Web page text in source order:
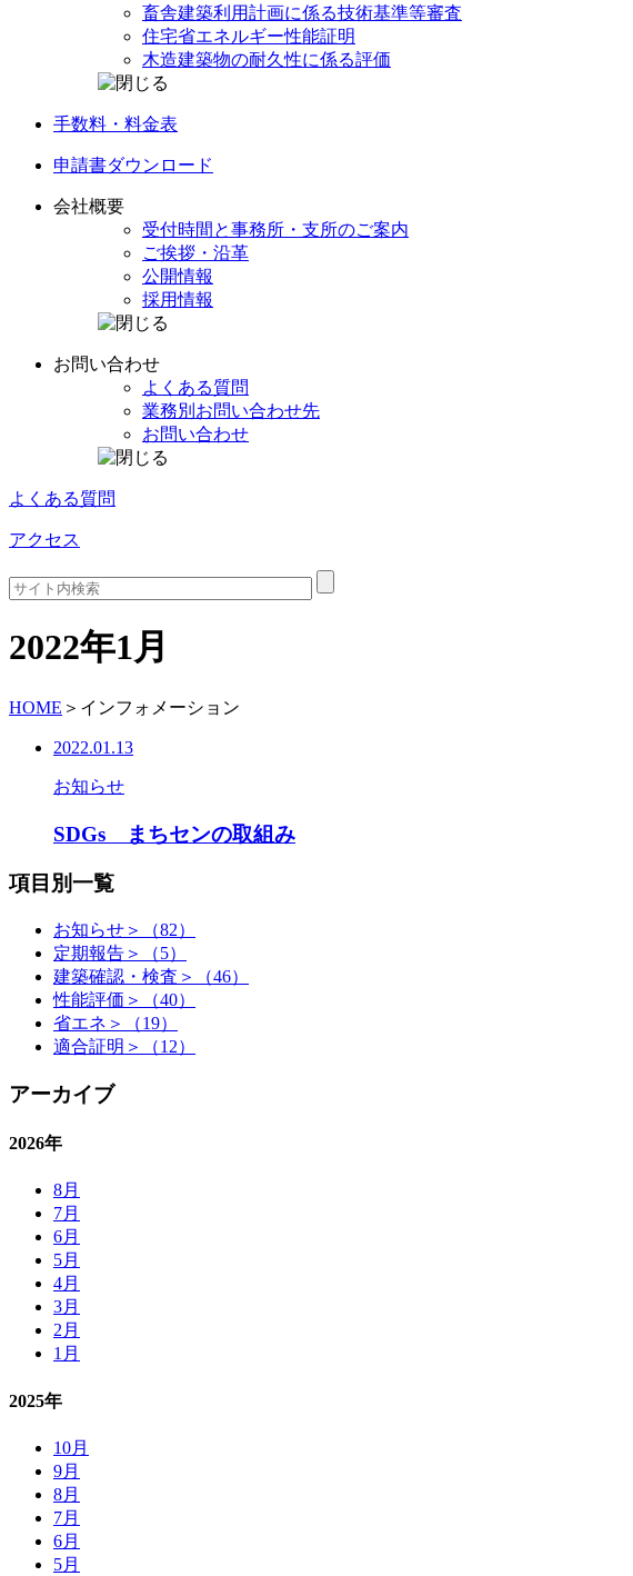
畜舎建築利用計画に係る技術基準等審査
住宅省エネルギー性能証明
木造建築物の耐久性に係る評価
手数料・料金表
申請書ダウンロード
会社概要
受付時間と事務所・ 支所のご案内
ご挨拶・沿革
公開情報
採用情報
お問い合わせ
よくある質問
業務別 お問い合わせ先
お問い合わせ
よくある質問
アクセス
2022年1月
HOME ＞ インフォメーション
2022.01.13
お知らせ
SDGs まちセンの取組み
項目別一覧
お知らせ＞（82）
定期報告＞（5）
建築確認・検査＞（46）
性能評価＞（40）
省エネ＞（19）
適合証明＞（12）
アーカイブ
2026年
8月
7月
6月
5月
4月
3月
2月
1月
2025年
10月
9月
8月
7月
6月
5月